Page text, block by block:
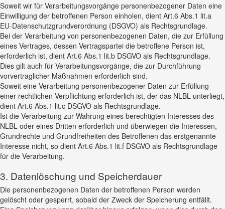
Soweit wir für Verarbeitungsvorgänge personenbezogener Daten eine
Einwilligung der betroffenen Person einholen, dient Art.6 Abs.1 lit.a
EU-Datenschutzgrundverordnung (DSGVO) als Rechtsgrundlage.
Bei der Verarbeitung von personenbezogenen Daten, die zur Erfüllung
eines Vertrages, dessen Vertragspartei die betroffene Person ist,
erforderlich ist, dient Art.6 Abs.1 lit.b DSGVO als Rechtsgrundlage.
Dies gilt auch für Verarbeitungsvorgänge, die zur Durchführung
vorvertraglicher Maßnahmen erforderlich sind.
Soweit eine Verarbeitung personenbezogener Daten zur Erfüllung
einer rechtlichen Verpflichtung erforderlich ist, der das NLBL unterliegt,
dient Art.6 Abs.1 lit.c DSGVO als Rechtsgrundlage.
Ist die Verarbeitung zur Wahrung eines berechtigten Interesses des
NLBL oder eines Dritten erforderlich und überwiegen die Interessen,
Grundrechte und Grundfreiheiten des Betroffenen das erstgenannte
Interesse nicht, so dient Art.6 Abs.1 lit.f DSGVO als Rechtsgrundlage
für die Verarbeitung.
3. Datenlöschung und Speicherdauer
Die personenbezogenen Daten der betroffenen Person werden
gelöscht oder gesperrt, sobald der Zweck der Speicherung entfällt.